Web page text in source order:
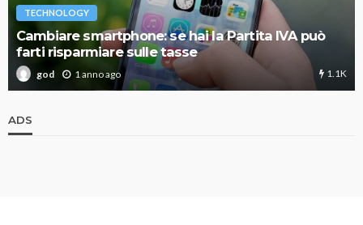
TECHNOLOGY
Cambiare smartphone: se hai la Partita IVA può
farti risparmiare sulle tasse
god 1 anno ago 1.1K
ADS